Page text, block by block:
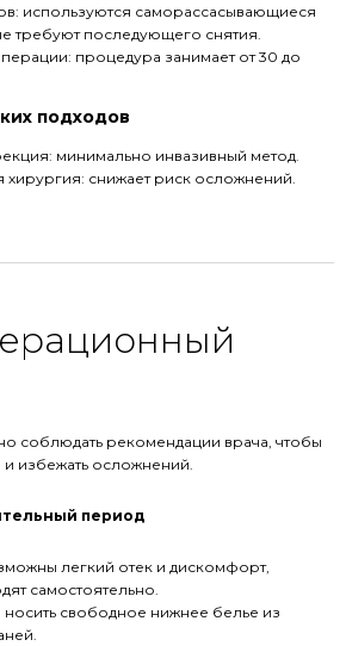
используются саморассасывающиеся
требуют последующего снятия.
процедура занимает от 30 до
подходов
минимально инвазивный метод.
хирургия: снижает риск осложнений.
соблюдать рекомендации врача, чтобы
избежать осложнений.
период
легкий отек и дискомфорт,
самостоятельно.
носить свободное нижнее белье из